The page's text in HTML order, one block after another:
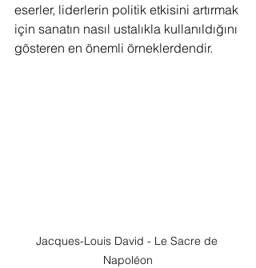
eserler, liderlerin politik etkisini artırmak
için sanatın nasıl ustalıkla kullanıldığını
gösteren en önemli örneklerdendir.
Jacques-Louis David - Le Sacre de
Napoléon